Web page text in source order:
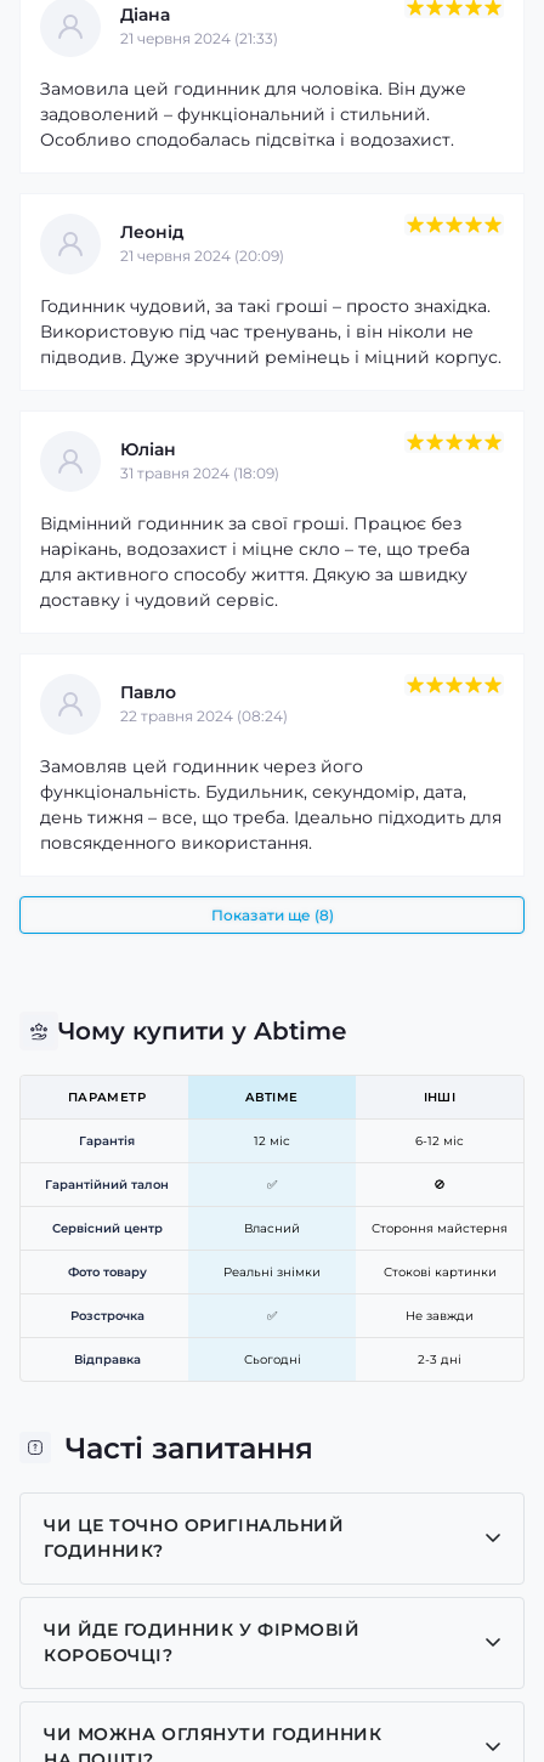
Діана
21 червня 2024 (21:33)
Замовила цей годинник для чоловіка. Він дуже
задоволений – функціональний і стильний.
Особливо сподобалась підсвітка і водозахист.
Леонід
21 червня 2024 (20:09)
Годинник чудовий, за такі гроші – просто знахідка.
Використовую під час тренувань, і він ніколи не
підводив. Дуже зручний ремінець і міцний корпус.
Юліан
31 травня 2024 (18:09)
Відмінний годинник за свої гроші. Працює без
нарікань, водозахист і міцне скло – те, що треба
для активного способу життя. Дякую за швидку
доставку і чудовий сервіс.
Павло
22 травня 2024 (08:24)
Замовляв цей годинник через його
функціональність. Будильник, секундомір, дата,
день тижня – все, що треба. Ідеально підходить для
повсякденного використання.
Показати ще (8)
Чому купити у Abtime
ПАРАМЕТР ABTIME ІНШІ
Гарантія 12 міс 6-12 міс
Гарантійний талон ✅ 🚫
Сервісний центр Власний Стороння майстерня
Фото товару Реальні знімки Стокові картинки
Розстрочка ✅ Не завжди
Відправка Сьогодні 2-3 дні
Часті запитання
ЧИ ЦЕ ТОЧНО ОРИГІНАЛЬНИЙ
ГОДИННИК?
Так, усі годинники у нас лише оригінальні, ми є
представником багатьох брендів.
ЧИ ЙДЕ ГОДИННИК У ФІРМОВІЙ
КОРОБОЧЦІ?
Для годинників бренду Casio, Pagani Design,
GUARDO та GOODYEAR додаємо фірмові
коробочки із брендовим надписом. Для бренду
ЧИ МОЖНА ОГЛЯНУТИ ГОДИННИК